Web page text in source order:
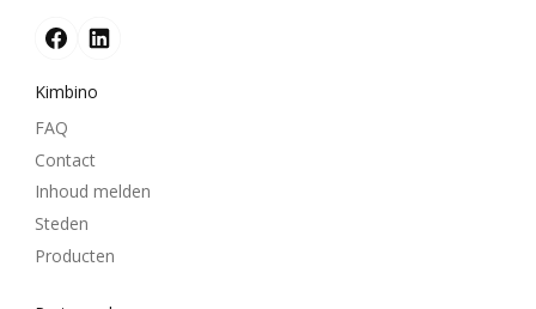
Kimbino
FAQ
Contact
Inhoud melden
Steden
Producten